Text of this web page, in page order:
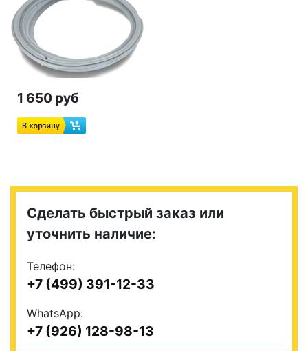
1 650 руб
Сделать быстрый заказ или
уточнить наличие:
Телефон:
+7 (499) 391-12-33
WhatsApp:
+7 (926) 128-98-13